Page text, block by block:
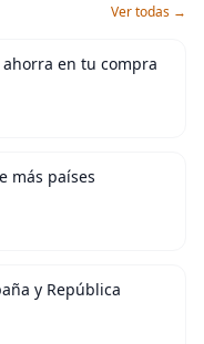
Ver todas →
en tu compra
más países
y República